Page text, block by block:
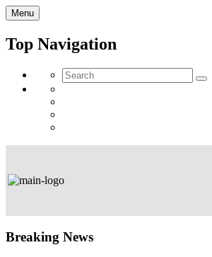
Menu
Top Navigation
Breaking News